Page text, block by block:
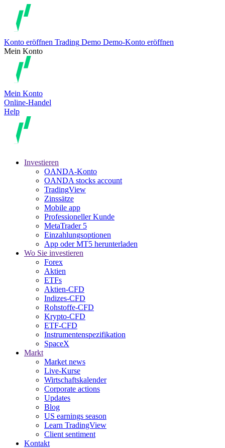
Konto eröffnen Trading Demo Demo-Konto eröffnen
Mein Konto
Mein Konto
Online-Handel
Help
Investieren
OANDA-Konto
OANDA stocks account
TradingView
Zinssätze
Mobile app
Professioneller Kunde
MetaTrader 5
Einzahlungsoptionen
App oder MT5 herunterladen
Wo Sie investieren
Forex
Aktien
ETFs
Aktien-CFD
Indizes-CFD
Rohstoffe-CFD
Krypto-CFD
ETF-CFD
Instrumentenspezifikation
SpaceX
Markt
Market news
Live-Kurse
Wirtschaftskalender
Corporate actions
Updates
Blog
US earnings season
Learn TradingView
Client sentiment
Kontakt